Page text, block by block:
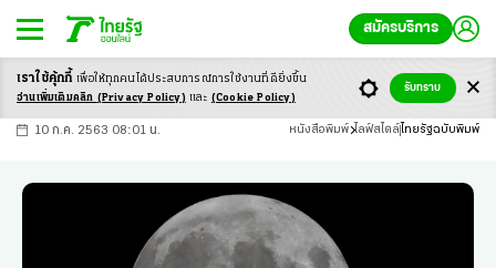
สมัครบริการ
-ก ก ก+
10 ก.ค. 2563 08:01 น. หนังสือพิมพ์ ไลฟ์สไตล์ ไทยรัฐฉบับพิมพ์
เราใช้คุ้กกี้ เพื่อให้ทุกคนได้ประสบการณ์การใช้งานที่ดียิ่งขึ้น
อ่านเพิ่มเติมคลิก (Privacy Policy) และ (Cookie Policy)
รับทราบ